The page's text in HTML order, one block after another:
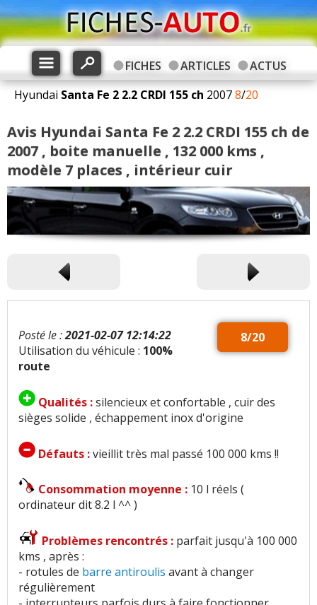
FICHES ARTICLES
ACTUS
Hyundai Santa Fe 2 2.2 CRDI 155 ch 20078/20
Avis Hyundai Santa Fe 2 2.2 CRDI 155 ch de
2007 , boite manuelle , 132 000 kms ,
modèle 7 places , intérieur cuir
8/20
Posté le :2021-02-07 12:14:22
Utilisation du véhicule : 100%
route
Qualités :silencieux et confortable , cuir des
sièges solide , échappement inox d'origine
Défauts :vieillit très mal passé 100 000 kms !!
Consommation moyenne : 10 l réels (
ordinateur dit 8.2 l ^^ )
Problèmes rencontrés : parfait jusqu'à 100 000
kms , après :
- rotules de barre antiroulis avant à changer
régulièrement